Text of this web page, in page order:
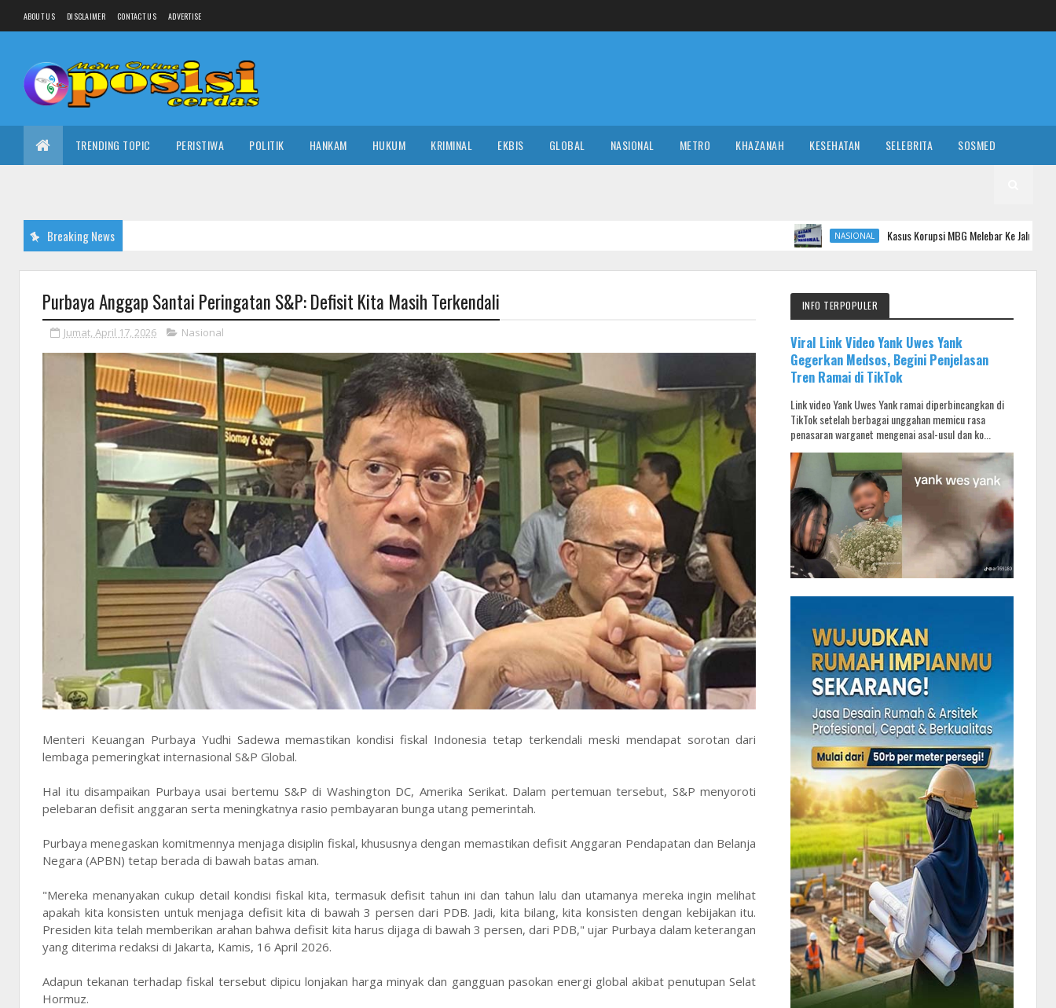
ABOUT US DISCLAIMER CONTACT US ADVERTISE
TRENDING TOPIC PERISTIWA POLITIK HANKAM HUKUM KRIMINAL EKBIS GLOBAL NASIONAL METRO KHAZANAH KESEHATAN SELEBRITA SOSMED
Breaking News NASIONAL Kasus Korupsi MBG Melebar Ke Jalur Militer
Purbaya Anggap Santai Peringatan S&P: Defisit Kita Masih Terkendali
Jumat, April 17, 2026 Nasional
Menteri Keuangan Purbaya Yudhi Sadewa memastikan kondisi fiskal Indonesia tetap terkendali meski mendapat sorotan dari
lembaga pemeringkat internasional S&P Global.
Hal itu disampaikan Purbaya usai bertemu S&P di Washington DC, Amerika Serikat. Dalam pertemuan tersebut, S&P menyoroti
pelebaran defisit anggaran serta meningkatnya rasio pembayaran bunga utang pemerintah.
Purbaya menegaskan komitmennya menjaga disiplin fiskal, khususnya dengan memastikan defisit Anggaran Pendapatan dan Belanja
Negara (APBN) tetap berada di bawah batas aman.
"Mereka menanyakan cukup detail kondisi fiskal kita, termasuk defisit tahun ini dan tahun lalu dan utamanya mereka ingin melihat
apakah kita konsisten untuk menjaga defisit kita di bawah 3 persen dari PDB. Jadi, kita bilang, kita konsisten dengan kebijakan itu.
Presiden kita telah memberikan arahan bahwa defisit kita harus dijaga di bawah 3 persen, dari PDB," ujar Purbaya dalam keterangan
yang diterima redaksi di Jakarta, Kamis, 16 April 2026.
Adapun tekanan terhadap fiskal tersebut dipicu lonjakan harga minyak dan gangguan pasokan energi global akibat penutupan Selat
Hormuz.
INFO TERPOPULER
Viral Link Video Yank Uwes Yank
Gegerkan Medsos, Begini Penjelasan
Tren Ramai di TikTok
Link video Yank Uwes Yank ramai diperbincangkan di
TikTok setelah berbagai unggahan memicu rasa
penasaran warganet mengenai asal-usul dan ko...